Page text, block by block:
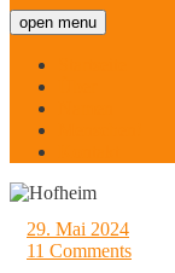
open menu
29. Mai 2024
11 Comments